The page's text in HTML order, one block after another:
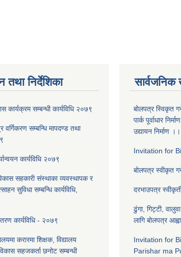
निर्देशिका
कार्यक्रम सम्बन्धी कार्यविधि २०७९
वर्गिकरण सम्बन्धि मापदण्ड तथा
कार्यविधि २०७९
सहकारी संस्थाका व्यवस्थापक र
सुविधा सम्बन्धि कार्यविधि,
कार्यविधि - २०७९
करारमा शिक्षक, विद्यालय
सहजकर्ता छनोट सम्बन्धी
बोलपत्र स्विकृत
पार्क पूर्वाधार
उद्यायन निर्माण
Invitation for
बोलपत्र स्वीकृत
दरभाउपत्र
ढुंगा, गिट्टी,
लागि बोलपत्र
Invitation for
Parishar ma